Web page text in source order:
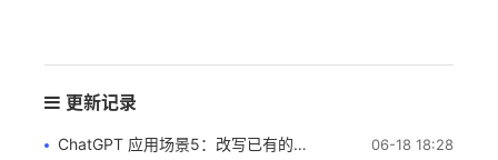
更新记录
ChatGPT 应用场景5：改写已有的内容 06-18 18:28